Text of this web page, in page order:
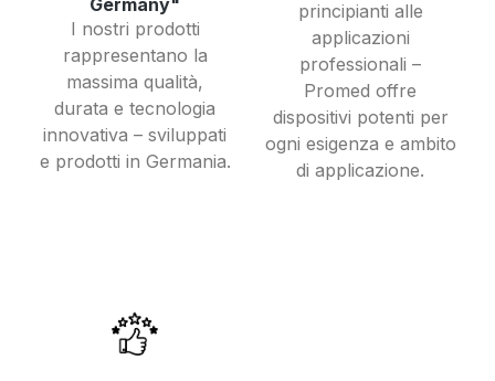
I nostri prodotti
rappresentano la
massima qualità,
durata e tecnologia
innovativa – sviluppati
e prodotti in Germania.
principianti alle
applicazioni
professionali –
Promed offre
dispositivi potenti per
ogni esigenza e ambito
di applicazione.